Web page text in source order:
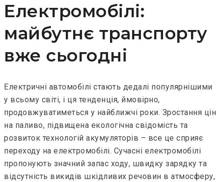
Електромобілі:
майбутнє транспорту
вже сьогодні
Електричні автомобілі стають дедалі популярнішими
у всьому світі, і ця тенденція, ймовірно,
продовжуватиметься у найближчі роки. Зростання цін
на паливо, підвищена екологічна свідомість та
розвиток технологій акумуляторів – все це сприяє
переходу на електромобілі. Сучасні електромобілі
пропонують значний запас ходу, швидку зарядку та
відсутність викидів шкідливих речовин в атмосферу,